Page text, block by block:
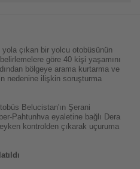
çıkan bir yolcu otobüsünün
göre 40 kişi yaşamını
bölgeye arama kurtarma ve
nedenine ilişkin soruşturma
Belucistan'ın Şerani
Pahtunhva eyaletine bağlı Dera
kontrolden çıkarak uçuruma